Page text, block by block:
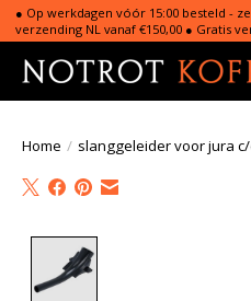
● Op werkdagen vóór 15:00 besteld -
verzending NL vanaf €150,00 ● Gratis
Home / slanggeleider voor jura